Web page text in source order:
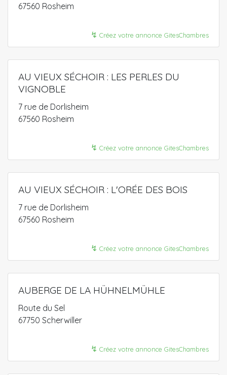
67560 Rosheim
↯ Créez votre annonce GitesChambres
AU VIEUX SÉCHOIR : LES PERLES DU
VIGNOBLE
7 rue de Dorlisheim
67560 Rosheim
↯ Créez votre annonce GitesChambres
AU VIEUX SÉCHOIR : L'ORÉE DES BOIS
7 rue de Dorlisheim
67560 Rosheim
↯ Créez votre annonce GitesChambres
AUBERGE DE LA HÜHNELMÜHLE
Route du Sel
67750 Scherwiller
↯ Créez votre annonce GitesChambres